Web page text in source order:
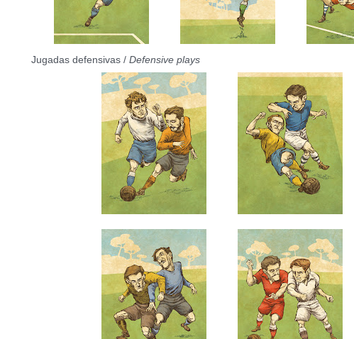
Jugadas defensivas / Defensive plays